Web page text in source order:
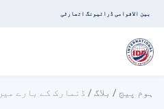
بین الاقوامی ڈرائیونگ اتھارٹی
ہوم پیج / بلاگ/ ڈنمارک کے بارے میں 10 دلچسپ حقائق